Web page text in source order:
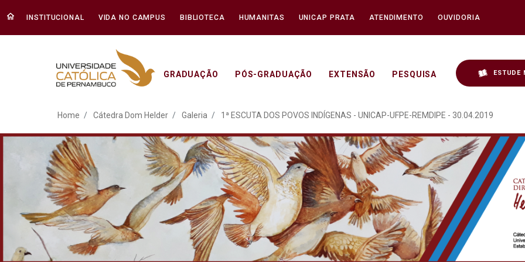
INSTITUCIONAL VIDA NO CAMPUS BIBLIOTECA HUMANITAS UNICAP PRATA ATENDIMENTO OUVIDORIA
GRADUAÇÃO PÓS-GRADUAÇÃO EXTENSÃO PESQUISA ESTUDE
ATO EM DEFESA DA DEMOCRACIA
Home Cátedra Dom Helder Galeria 1ª ESCUTA DOS POVOS INDÍGENAS - UNICAP-UFPE-REMDIPE - 30.04.2019